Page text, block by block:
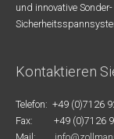
und innovative
Kontaktieren
Telefon: +49 (0)7126
Fax: +49 (0)7126